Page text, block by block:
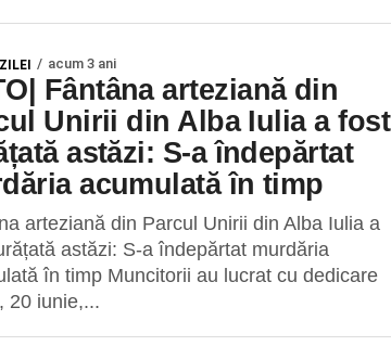
acum 3 ani
Fântâna arteziană din
Unirii din Alba Iulia a fost
astăzi: S-a îndepărtat
acumulată în timp
arteziană din Parcul Unirii din Alba Iulia a
astăzi: S-a îndepărtat murdăria
în timp Muncitorii au lucrat cu dedicare
20 iunie,...